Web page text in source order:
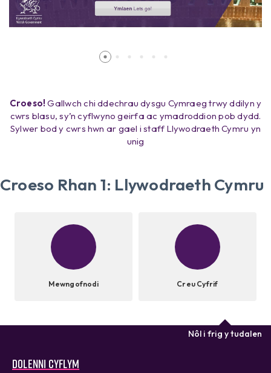
Croeso! Gallwch chi ddechrau dysgu Cymraeg trwy ddilyn y
cwrs blasu, sy’n cyflwyno geirfa ac ymadroddion pob dydd.
Sylwer bod y cwrs hwn ar gael i staff Llywodraeth Cymru yn
unig
Croeso Rhan 1: Llywodraeth Cymru
Mewngofnodi Creu Cyfrif
Dolenni cyflym
Nôl i frig y tudalen